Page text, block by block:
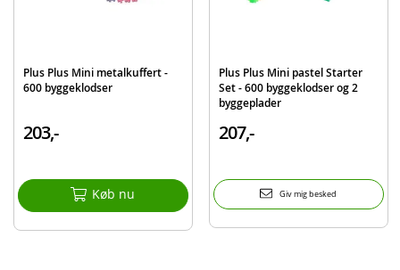
Plus Plus Mini metalkuffert -
600 byggeklodser
203,-
Køb nu
Plus Plus Mini pastel Starter
Set - 600 byggeklodser og 2
byggeplader
207,-
Giv mig besked